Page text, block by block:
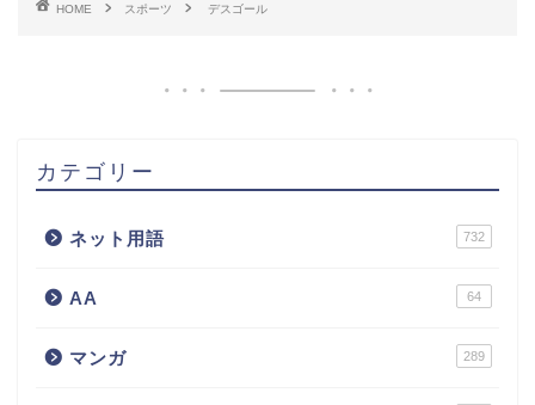
HOME スポーツ デスゴール
カテゴリー
ネット用語 732
AA 64
マンガ 289